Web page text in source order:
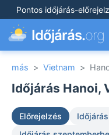
Pontos időjárás-
Időjárás.org
más > Vietnam >
Időjárás
Előrejelzés